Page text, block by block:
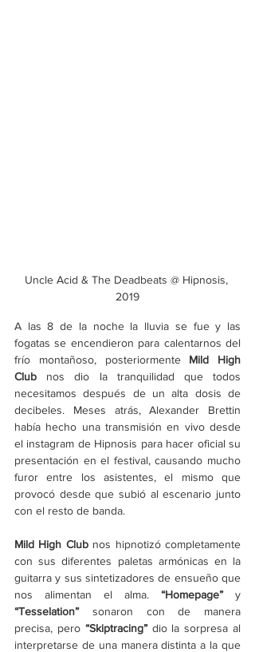
Uncle Acid & The Deadbeats @ Hipnosis,
2019
A las 8 de la noche la lluvia se fue y las
fogatas se encendieron para calentarnos del
frío montañoso, posteriormente Mild High
Club nos dio la tranquilidad que todos
necesitamos después de un alta dosis de
decibeles. Meses atrás, Alexander Brettin
había hecho una transmisión en vivo desde
el instagram de Hipnosis para hacer oficial su
presentación en el festival, causando mucho
furor entre los asistentes, el mismo que
provocó desde que subió al escenario junto
con el resto de banda.
Mild High Club nos hipnotizó completamente
con sus diferentes paletas armónicas en la
guitarra y sus sintetizadores de ensueño que
nos alimentan el alma. “Homepage”
“Tesselation” sonaron con de manera
precisa, pero “Skiptracing” dio la sorpresa al
interpretarse de una manera distinta a la que